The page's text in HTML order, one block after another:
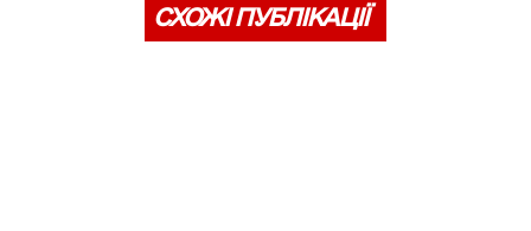
СХОЖІ ПУБЛІКАЦІЇ